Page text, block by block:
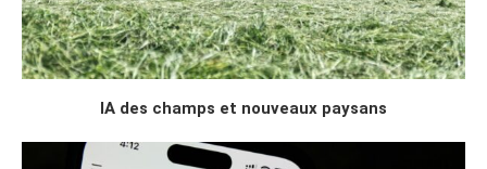
IA des champs et nouveaux paysans